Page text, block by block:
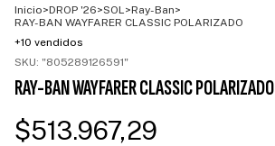
Inicio>DROP '26>SOL>Ray-Ban>
RAY-BAN WAYFARER CLASSIC POLARIZADO
+10 vendidos
SKU: "805289126591"
RAY-BAN WAYFARER CLASSIC POLARIZADO
$513.967,29